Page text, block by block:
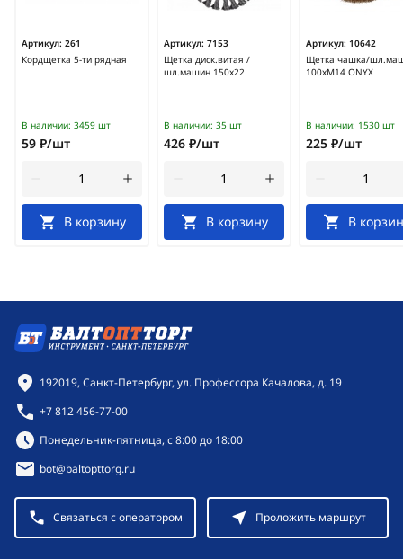
Артикул: 261
Кордщетка 5-ти рядная
В наличии: 3459 шт
59 ₽/шт
В корзину
Артикул: 7153
Щетка диск.витая /
шл.машин 150х22
В наличии: 35 шт
426 ₽/шт
В корзину
Артикул: 10642
Щетка чашка/
100хМ14 ONYX
В наличии: 1530 шт
225 ₽/шт
В
Контактная информация
192019, Санкт-Петербург, ул. Профессора Качалова, д. 19
+7 812 456-77-00
Режим работы:
Понедельник-пятница, с 8:00 до 18:00
bot@baltopttorg.ru
Связаться с оператором Проложить маршрут